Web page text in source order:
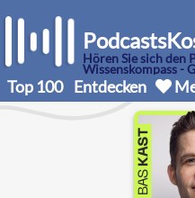
Hören Sie sich den
Wissenskompass -
an
Top 100 Entdecken